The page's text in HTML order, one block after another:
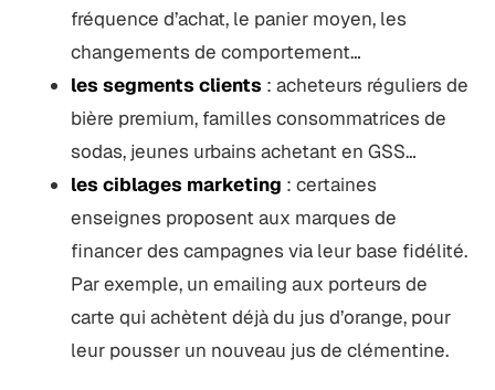
fréquence d’achat, le panier moyen, les
changements de comportement…
les segments clients : acheteurs réguliers de
bière premium, familles consommatrices de
sodas, jeunes urbains achetant en GSS…
les ciblages marketing : certaines
enseignes proposent aux marques de
financer des campagnes via leur base fidélité.
Par exemple, un emailing aux porteurs de
carte qui achètent déjà du jus d’orange, pour
leur pousser un nouveau jus de clémentine.